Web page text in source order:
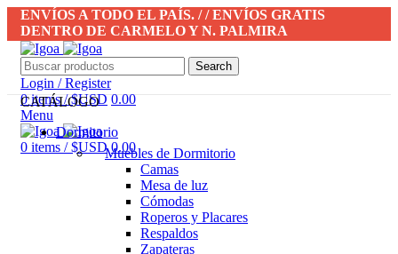
ENVÍOS A TODO EL PAÍS. / / ENVÍOS GRATIS
DENTRO DE CARMELO Y N. PALMIRA
Search
Login / Register
0items / $USD 0.00
Menu
0 items / $USD 0.00
CATÁLOGO
Dormitorio
Muebles de Dormitorio
Camas
Mesa de luz
Cómodas
Roperos y Placares
Respaldos
Zapateras